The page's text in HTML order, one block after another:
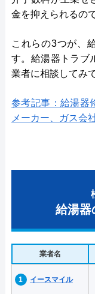
金を抑えられるの
これらの3つが、
す。給湯器トラブ
業者に相談してみ
参考記事：給湯器
メーカー、ガス会
給湯器
業者名
イースマイル